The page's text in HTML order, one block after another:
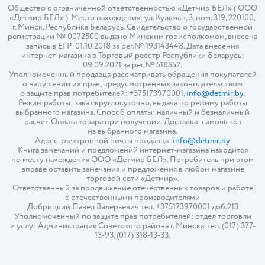
Общество с ограниченной ответственностью «Детмир БЕЛ» ( ООО
«Детмир БЕЛ» ). Место нахождения: ул. Кульман, 3, пом. 319, 220100,
г. Минск, Республика Беларусь. Свидетельство о государственной
регистрации № 0072500 выдано Минским горисполкомом, внесена
запись в ЕГР 01.10.2018 за рег.№ 193143448. Дата внесения
интернет-магазина в Торговый реестр Республики Беларусь:
09.09.2021 за рег.№ 518552.
Уполномоченный продавца рассматривать обращения покупателей
о нарушении их прав, предусмотренных законодательством
о защите прав потребителей: +375173970001,info@detmir.by.
Режим работы: заказ круглосуточно, выдача по режиму работы
выбранного магазина. Способ оплаты: наличный и безналичный
расчёт. Оплата товара при получении. Доставка: самовывоз
из выбранного магазина.
Адрес электронной почты продавца: info@detmir.by
Книга замечаний и предложений интернет-магазина находится
по месту нахождения ООО «Детмир БЕЛ». Потребитель при этом
вправе оставить замечания и предложения в любом магазине
торговой сети «Детмир».
Ответственный за продвижение отечественных товаров и работе
с отечественными производителями
Добрицкий Павел Валерьевич тел. +375173970001 доб.213
Уполномоченный по защите прав потребителей: отдел торговли
и услуг Администрация Советского района г. Минска, тел. (017) 377-
13-93, (017) 318-13-33.